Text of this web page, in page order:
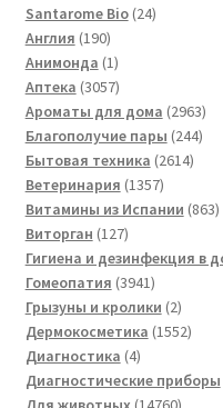
товаров
Santarome Bio 2424
Англия 190190
товаров
Анимонда 11
товар
Аптека 30573057
товаров
Ароматы для дома 29632963
Благополучие пары 244244
Бытовая техника 26142614
Ветеринария 13571357
товаров
Витамины из Испании 863
Виторган 127127
товаров
Гигиена и дезинфекция в
Гомеопатия 39413941
товар
Грызуны и кролики 22
товара
Дермокосметика 15521552
Диагностика 44
товара
Диагностические приборы
14760